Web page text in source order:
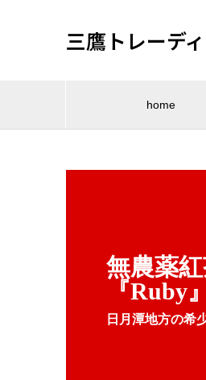
三鷹トレーデ
home
無農薬
『Ruby』
日月潭地方の希